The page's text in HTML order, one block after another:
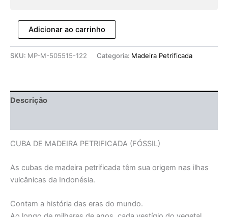
Adicionar ao carrinho
SKU: MP-M-505515-122 Categoria: Madeira Petrificada
Descrição
CUBA DE MADEIRA PETRIFICADA (FÓSSIL)
As cubas de madeira petrificada têm sua origem nas ilhas
vulcânicas da Indonésia.
Contam a história das eras do mundo.